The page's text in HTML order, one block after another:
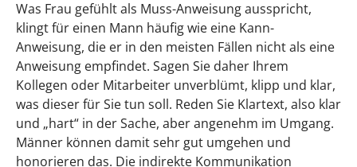
Was Frau gefühlt als Muss-Anweisung ausspricht,
klingt für einen Mann häufig wie eine Kann-
Anweisung, die er in den meisten Fällen nicht als eine
Anweisung empfindet. Sagen Sie daher Ihrem
Kollegen oder Mitarbeiter unverblümt, klipp und klar,
was dieser für Sie tun soll. Reden Sie Klartext, also klar
und „hart“ in der Sache, aber angenehm im Umgang.
Männer können damit sehr gut umgehen und
honorieren das. Die indirekte Kommunikation